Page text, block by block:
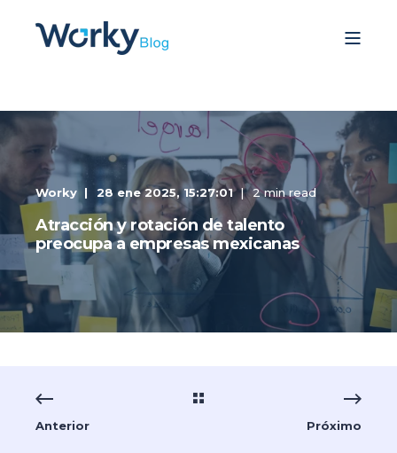
Worky 28 ene 2025, 15:27:01 2 min read
Atracción y rotación de talento
preocupa a empresas mexicanas
Anterior Próximo